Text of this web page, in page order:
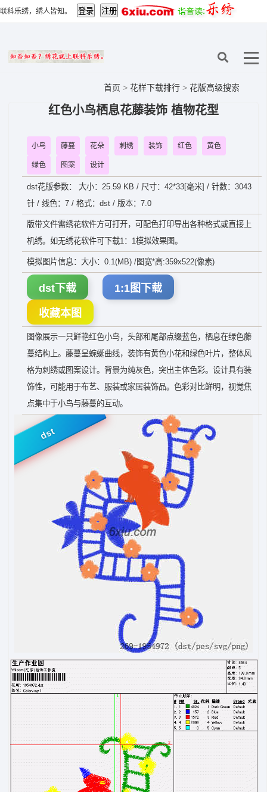
联科乐绣，绣人皆知。
首页 > 花样下载排行 > 花版高级搜索
红色小鸟栖息花藤装饰 植物花型
小鸟 藤蔓 花朵 刺绣 装饰 红色 黄色
绿色 图案 设计
dst花版参数： 大小：25.59 KB / 尺寸：42*33[毫米] / 针数：3043
针 / 线色：7 / 格式：dst / 版本：7.0
版带文件需绣花软件方可打开，可配色打印导出各种格式或直接上
机绣。如无绣花软件可下载1：1模拟效果图。
模拟图片信息：大小：0.1(MB) /图宽*高:359x522(像素)
dst下载 1:1图下载
收藏本图
图像展示一只鲜艳红色小鸟，头部和尾部点缀蓝色，栖息在绿色藤
蔓结构上。藤蔓呈蜿蜒曲线，装饰有黄色小花和绿色叶片，整体风
格为刺绣或图案设计。背景为纯灰色，突出主体色彩。设计具有装
饰性，可能用于布艺、服装或家居装饰品。色彩对比鲜明，视觉焦
点集中于小鸟与藤蔓的互动。
dst